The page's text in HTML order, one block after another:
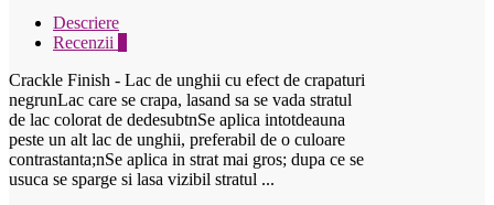
Descriere
Recenzii
Crackle Finish - Lac de unghii cu efect de crapaturi
negrunLac care se crapa, lasand sa se vada stratul
de lac colorat de dedesubtnSe aplica intotdeauna
peste un alt lac de unghii, preferabil de o culoare
contrastanta;nSe aplica in strat mai gros; dupa ce se
usuca se sparge si lasa vizibil stratul ...